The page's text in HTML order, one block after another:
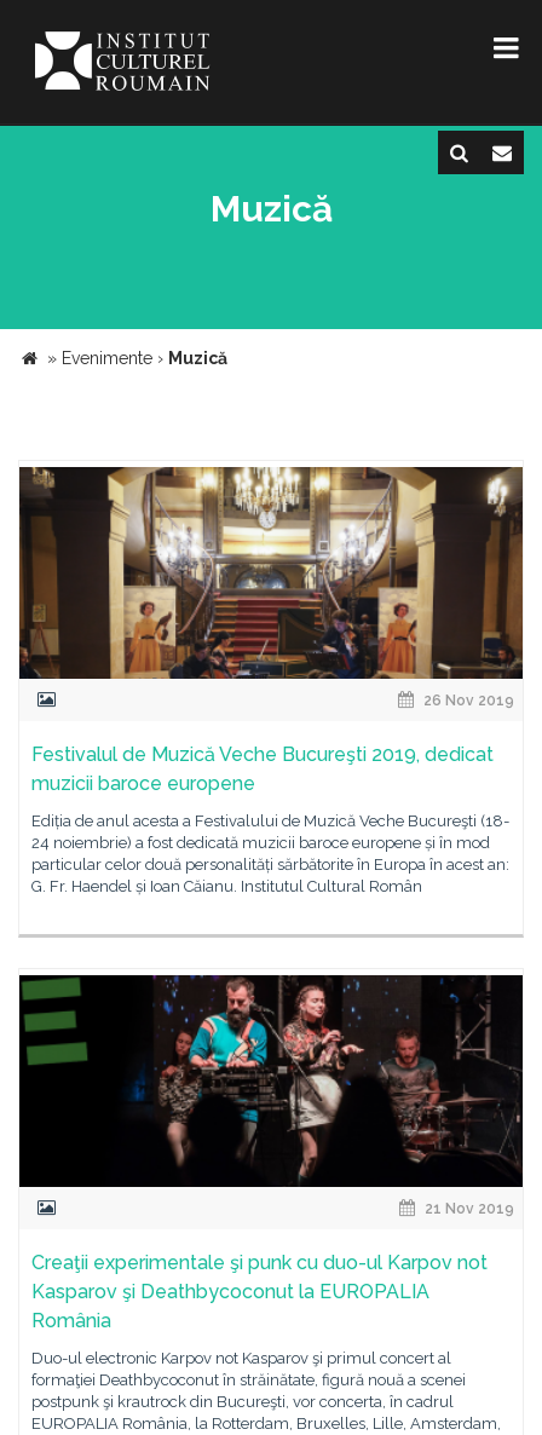
Muzică
» Evenimente › Muzică
26 Nov 2019
Festivalul de Muzică Veche Bucureşti 2019, dedicat
muzicii baroce europene
Ediția de anul acesta a Festivalului de Muzică Veche Bucureşti (18-
24 noiembrie) a fost dedicată muzicii baroce europene și în mod
particular celor două personalități sărbătorite în Europa în acest an:
G. Fr. Haendel și Ioan Căianu. Institutul Cultural Român
21 Nov 2019
Creaţii experimentale şi punk cu duo-ul Karpov not
Kasparov şi Deathbycoconut la EUROPALIA
România
Duo-ul electronic Karpov not Kasparov şi primul concert al
formaţiei Deathbycoconut în străinătate, figură nouă a scenei
postpunk şi krautrock din Bucureşti, vor concerta, în cadrul
EUROPALIA România, la Rotterdam, Bruxelles, Lille, Amsterdam,